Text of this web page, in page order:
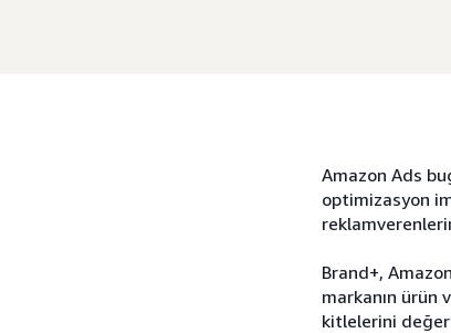
Amazon Ads
optimizasyon
Brand+,
markanın ürün
kitlelerini